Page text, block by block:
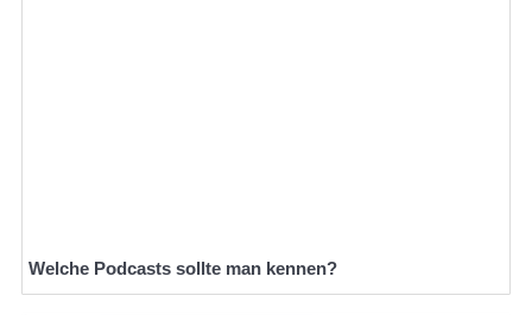
Welche Podcasts sollte man kennen?